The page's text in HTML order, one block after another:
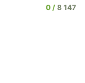
0
8 147